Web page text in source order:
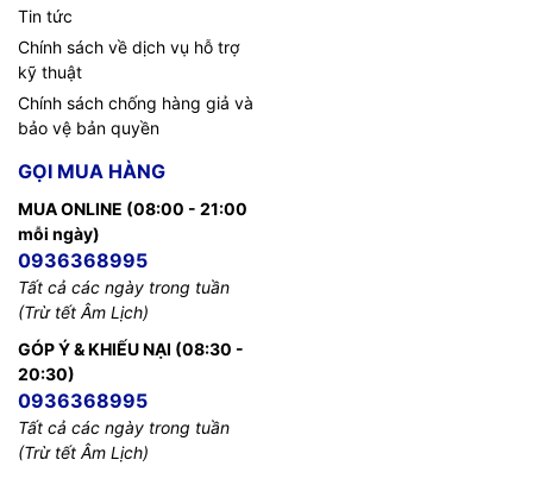
Tin tức
Chính sách về dịch vụ hỗ trợ
kỹ thuật
Chính sách chống hàng giả và
bảo vệ bản quyền
GỌI MUA HÀNG
MUA ONLINE (08:00 - 21:00
mỗi ngày)
0936368995
Tất cả các ngày trong tuần
(Trừ tết Âm Lịch)
GÓP Ý & KHIẾU NẠI (08:30 -
20:30)
0936368995
Tất cả các ngày trong tuần
(Trừ tết Âm Lịch)